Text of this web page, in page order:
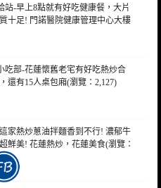
站-早上8點就有好吃健康餐，大片
十足! 門諾醫院健康管理中心大樓
吃部-花蓮懷舊老宅有好吃熱炒合
還有15人桌包廂(瀏覽：2,127)
家熱炒蔥油拌麵香到不行! 濃郁牛
鮮美! 花蓮熱炒，花蓮美食(瀏覽：